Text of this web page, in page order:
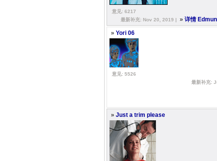
意见: 6217
最新补充: Nov 20, 2019 |
» 详情
» Yori 06
意见: 5526
最新补充:
» Just a trim please